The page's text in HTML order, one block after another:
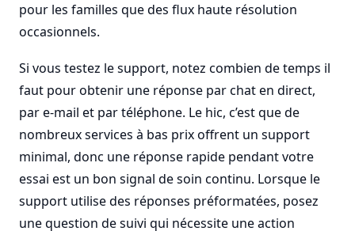
pour les familles que des flux haute résolution
occasionnels.
Si vous testez le support, notez combien de temps il
faut pour obtenir une réponse par chat en direct,
par e-mail et par téléphone. Le hic, c’est que de
nombreux services à bas prix offrent un support
minimal, donc une réponse rapide pendant votre
essai est un bon signal de soin continu. Lorsque le
support utilise des réponses préformatées, posez
une question de suivi qui nécessite une action